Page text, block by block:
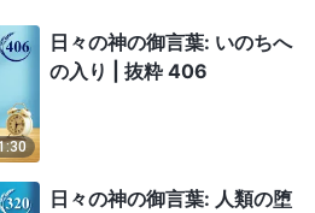
日々の神の御言葉: いのちへ
の入り | 抜粋 406
日々の神の御言葉: 人類の堕